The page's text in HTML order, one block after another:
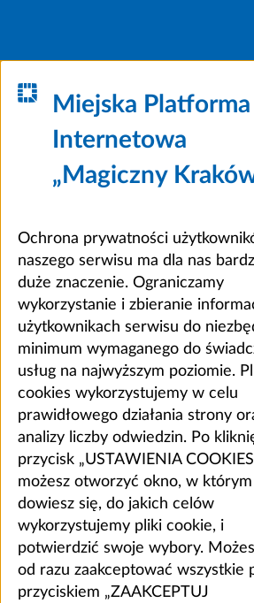
Miejska Platforma
Internetowa
„Magiczny
Ochrona prywatności
naszego serwisu ma dla nas
duże znaczenie. Ograniczamy
wykorzystanie i zbieranie
użytkownikach serwisu do
minimum wymaganego do
usług na najwyższym poziomie.
cookies wykorzystujemy w celu
prawidłowego działania strony
analizy liczby odwiedzin. Po
przycisk „USTAWIENIA
możesz otworzyć okno, w którym
dowiesz się, do jakich celów
wykorzystujemy pliki cookie, i
potwierdzić swoje wybory.
od razu zaakceptować wszystkie
przyciskiem „ZAAKCEPTUJ